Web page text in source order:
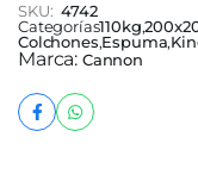
SKU: 4742
Categorías110kg,
Colchones,Espuma,
Marca: Cannon